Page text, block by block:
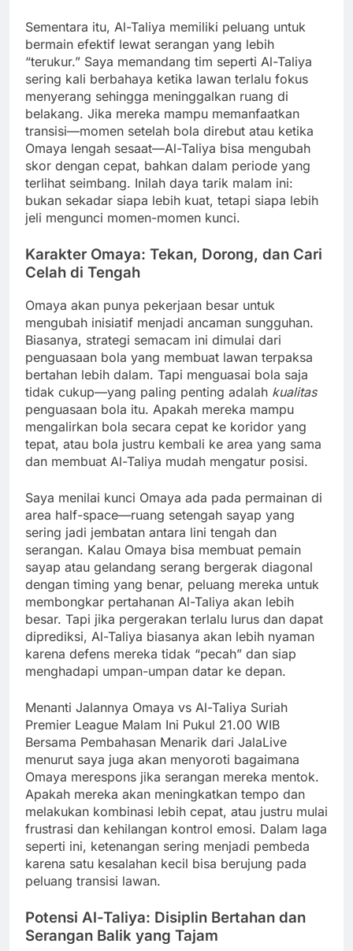
Sementara itu, Al-Taliya memiliki peluang untuk
bermain efektif lewat serangan yang lebih
“terukur.” Saya memandang tim seperti Al-Taliya
sering kali berbahaya ketika lawan terlalu fokus
menyerang sehingga meninggalkan ruang di
belakang. Jika mereka mampu memanfaatkan
transisi—momen setelah bola direbut atau ketika
Omaya lengah sesaat—Al-Taliya bisa mengubah
skor dengan cepat, bahkan dalam periode yang
terlihat seimbang. Inilah daya tarik malam ini:
bukan sekadar siapa lebih kuat, tetapi siapa lebih
jeli mengunci momen-momen kunci.
Karakter Omaya: Tekan, Dorong, dan Cari
Celah di Tengah
Omaya akan punya pekerjaan besar untuk
mengubah inisiatif menjadi ancaman sungguhan.
Biasanya, strategi semacam ini dimulai dari
penguasaan bola yang membuat lawan terpaksa
bertahan lebih dalam. Tapi menguasai bola saja
tidak cukup—yang paling penting adalah kualitas
penguasaan bola itu. Apakah mereka mampu
mengalirkan bola secara cepat ke koridor yang
tepat, atau bola justru kembali ke area yang sama
dan membuat Al-Taliya mudah mengatur posisi.
Saya menilai kunci Omaya ada pada permainan di
area half-space—ruang setengah sayap yang
sering jadi jembatan antara lini tengah dan
serangan. Kalau Omaya bisa membuat pemain
sayap atau gelandang serang bergerak diagonal
dengan timing yang benar, peluang mereka untuk
membongkar pertahanan Al-Taliya akan lebih
besar. Tapi jika pergerakan terlalu lurus dan dapat
diprediksi, Al-Taliya biasanya akan lebih nyaman
karena defens mereka tidak “pecah” dan siap
menghadapi umpan-umpan datar ke depan.
Menanti Jalannya Omaya vs Al-Taliya Suriah
Premier League Malam Ini Pukul 21.00 WIB
Bersama Pembahasan Menarik dari JalaLive
menurut saya juga akan menyoroti bagaimana
Omaya merespons jika serangan mereka mentok.
Apakah mereka akan meningkatkan tempo dan
melakukan kombinasi lebih cepat, atau justru mulai
frustrasi dan kehilangan kontrol emosi. Dalam laga
seperti ini, ketenangan sering menjadi pembeda
karena satu kesalahan kecil bisa berujung pada
peluang transisi lawan.
Potensi Al-Taliya: Disiplin Bertahan dan
Serangan Balik yang Tajam